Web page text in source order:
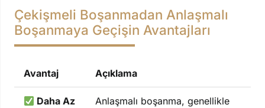
Çekişmeli Boşanmadan Anlaşmalı
Boşanmaya Geçişin Avantajları
Avantaj Açıklama
Daha Az
Anlaşmalı boşanma, genellikle